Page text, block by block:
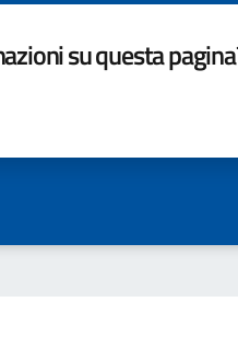
su questa